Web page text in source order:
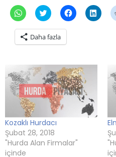
WhatsApp'ta
paylaşmak
tıklayın
(Yeni
pencerede
Twitter
üzerinde
için
tıklayın
(Yeni
Facebook'ta
paylaşmak
Daha fazla
Kozaklı Hurdacı
Şubat 28, 2018
"Hurda Alan Firmalar"
içinde